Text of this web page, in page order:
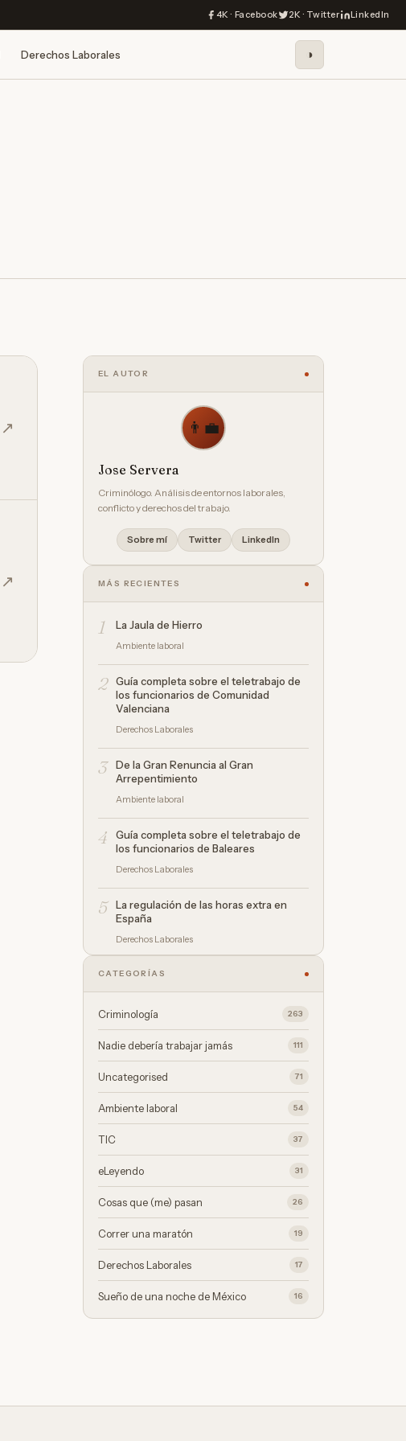
4K · Facebook 2K · Twitter LinkedIn
Derechos Laborales ◑
↗
↗
EL AUTOR
👨‍💼
Jose Servera
Criminólogo. Análisis de entornos laborales,
conflicto y derechos del trabajo.
Sobre mí Twitter LinkedIn
MÁS RECIENTES
1 La Jaula de Hierro
Ambiente laboral
2
Guía completa sobre el teletrabajo de
los funcionarios de Comunidad
Valenciana
Derechos Laborales
3
De la Gran Renuncia al Gran
Arrepentimiento
Ambiente laboral
4
Guía completa sobre el teletrabajo de
los funcionarios de Baleares
Derechos Laborales
5
La regulación de las horas extra en
España
Derechos Laborales
CATEGORÍAS
Criminología 263
Nadie debería trabajar jamás 111
Uncategorised 71
Ambiente laboral 54
TIC 37
eLeyendo 31
Cosas que (me) pasan 26
Correr una maratón 19
Derechos Laborales 17
Sueño de una noche de México 16